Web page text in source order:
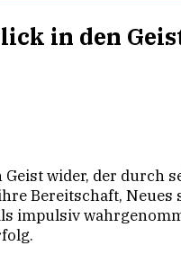
in den
wider, der durch
Bereitschaft,
impulsiv